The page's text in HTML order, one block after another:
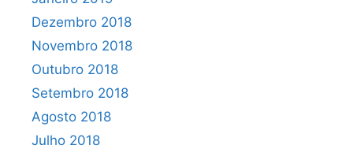
Dezembro 2018
Novembro 2018
Outubro 2018
Setembro 2018
Agosto 2018
Julho 2018